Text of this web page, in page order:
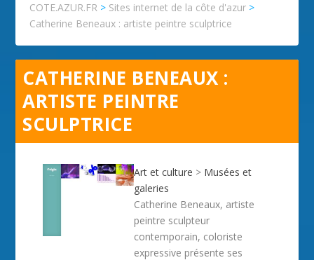
COTE.AZUR.FR > Sites internet de la côte d'azur >
Catherine Beneaux : artiste peintre sculptrice
CATHERINE BENEAUX :
ARTISTE PEINTRE
SCULPTRICE
Art et culture > Musées et
galeries
Catherine Beneaux, artiste
peintre sculpteur
contemporain, coloriste
expressive présente ses